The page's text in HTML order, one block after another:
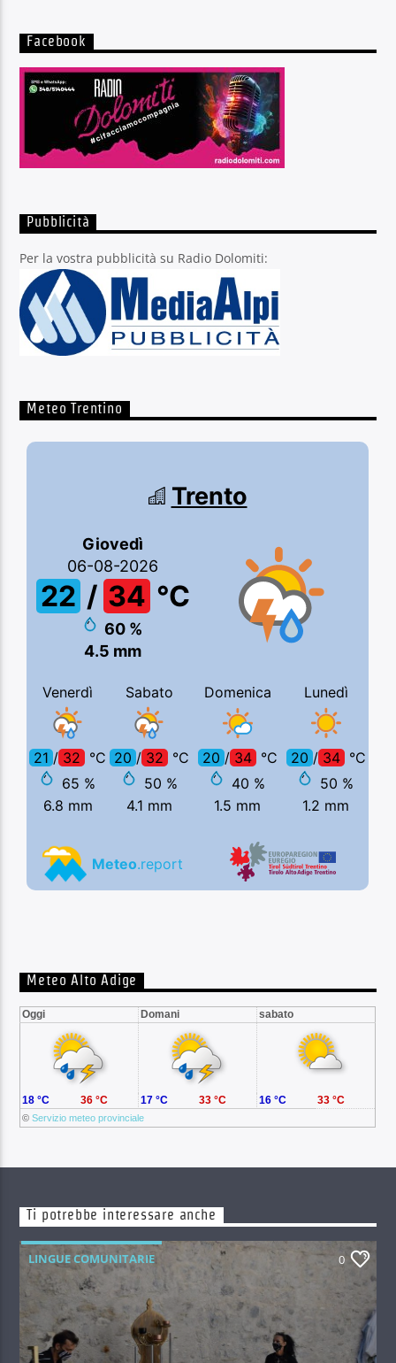
Facebook
Pubblicità
Per la vostra pubblicità su Radio Dolomiti:
Meteo Trentino
Meteo Alto Adige
Oggi Domani sabato
©Servizio meteo provinciale
18 °C 36 °C 17 °C 33 °C 16 °C 33 °C
Ti potrebbe interessare anche
LINGUE COMUNITARIE 0